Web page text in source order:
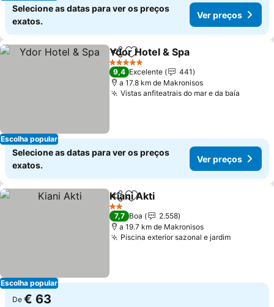
Selecione as datas para ver os preços
exatos.
Ver preços
Escolha popular
PartilharAdicionar aos favoritos
Ydor Hotel & Spa
5 Estrelas
9,4 Excelente
441
a 17.8 km de Makronisos
Vistas anfiteatrais do mar e da baía
Selecione as datas para ver os preços
exatos.
Ver preços
Escolha popular
PartilharAdicionar aos favoritos
Kiani Akti
2 Estrelas
7,7 Boa
2.558
a 19.7 km de Makronisos
Piscina exterior sazonal e jardim
De € 63